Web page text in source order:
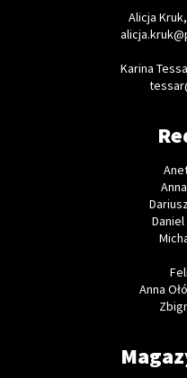
Alicja
Karina
Anna